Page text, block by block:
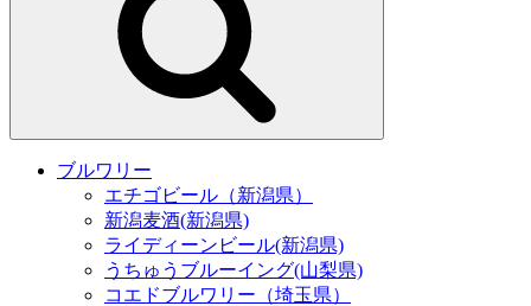
ブルワリー
エチゴビール（新潟県）
新潟麦酒(新潟県)
ライディーンビール(新潟県)
うちゅうブルーイング(山梨県)
コエドブルワリー（埼玉県）